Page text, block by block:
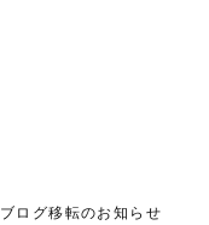
ブログ移転のお知らせ